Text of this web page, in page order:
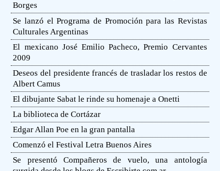
Borges
Se lanzó el Programa de Promoción para las Revistas
Culturales Argentinas
El mexicano José Emilio Pacheco, Premio Cervantes
2009
Deseos del presidente francés de trasladar los restos de
Albert Camus
El dibujante Sabat le rinde su homenaje a Onetti
La biblioteca de Cortázar
Edgar Allan Poe en la gran pantalla
Comenzó el Festival Letra Buenos Aires
Se presentó Compañeros de vuelo, una antología